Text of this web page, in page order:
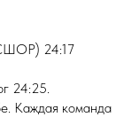
24:17
24:25.
Каждая команда